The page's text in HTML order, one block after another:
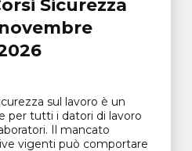
Sicurezza
sul lavoro è un
per tutti i datori di lavoro
Il mancato
vigenti può comportare